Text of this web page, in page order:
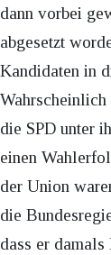
dann vorbei
abgesetzt
Kandidaten in
die SPD unter
einen
der Union
die
dass er